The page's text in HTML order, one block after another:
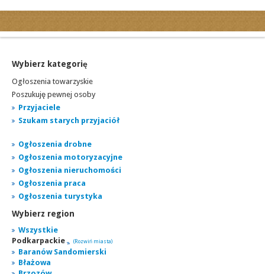
Ogłoszenia motoryzacyjne
Ogłoszenia nieruchomości
Ogłoszenia praca
Ogłoszenia turystyka
Ogłoszenia towarzyskie
Regiony
miasta...
Wybierz kategorię
Ogłoszenia towarzyskie
Poszukuję pewnej osoby
Przyjaciele
Szukam starych przyjaciół
Ogłoszenia drobne
Ogłoszenia motoryzacyjne
Ogłoszenia nieruchomości
Ogłoszenia praca
Ogłoszenia turystyka
Wybierz region
Wszystkie
Podkarpackie
(Rozwiń miasta)
Baranów Sandomierski
Błażowa